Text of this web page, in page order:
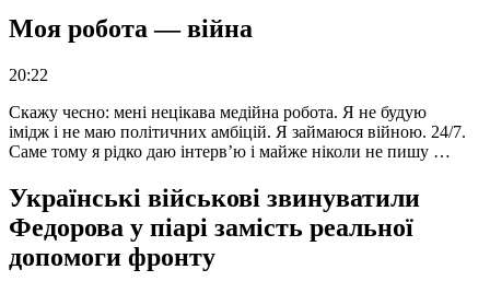
Моя робота — війна
20:22
Скажу чесно: мені нецікава медійна робота. Я не будую
імідж і не маю політичних амбіцій. Я займаюся війною. 24/7.
Саме тому я рідко даю інтерв’ю і майже ніколи не пишу …
Українські військові звинуватили
Федорова у піарі замість реальної
допомоги фронту